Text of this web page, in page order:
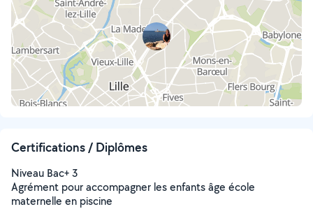
Certifications / Diplômes
Niveau Bac+ 3
Agrément pour accompagner les enfants âge école
maternelle en piscine